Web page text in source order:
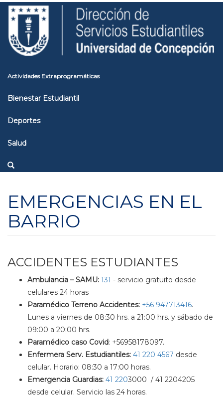
Pasar
contenido
principal
Toggle
high
contrast
Actividades Extraprogramáticas
Bienestar Estudiantil
Deportes
Salud
EMERGENCIAS EN EL
BARRIO
ACCIDENTES ESTUDIANTES
Ambulancia – SAMU: 131 - servicio gratuito desde
celulares 24 horas
Paramédico Terreno Accidentes: +56 947713416.
Lunes a viernes de 08:30 hrs. a 21:00 hrs. y sábado de
09:00 a 20:00 hrs.
Paramédico caso Covid: +56958178097.
Enfermera Serv. Estudiantiles: 41 220 4567 desde
celular. Horario: 08:30 a 17:00 horas.
Emergencia Guardias: 41 2203000 / 41 2204205
desde celular. Servicio las 24 horas.